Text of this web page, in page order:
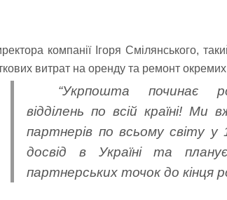
компанії Ігоря Смілянського,
витрат на оренду та ремонт
“Укрпошта починає
відділень по всій країні! Ми
партнерів по всьому світу
досвід в Україні та
партнерських точок до кінця